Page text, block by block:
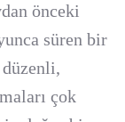
önceki
süren bir
çok